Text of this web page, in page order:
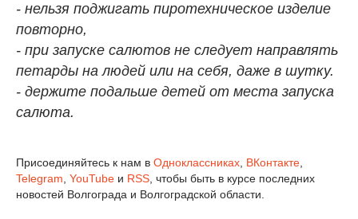
- нельзя поджигать пиротехническое изделие
повторно,
- при запуске салютов не следует направлять
петарды на людей или на себя, даже в шутку.
- держите подальше детей от места запуска
салюта.
Присоединяйтесь к нам в Одноклассниках ВКонтакте
Telegram YouTube и RSS , чтобы быть в курсе последних
новостей Волгограда и Волгоградской области.